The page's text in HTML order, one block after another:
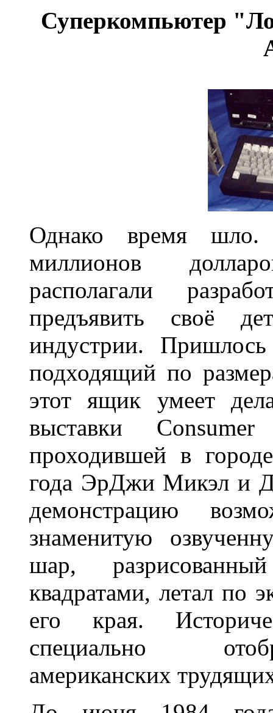
Суперкомпьютер
Однако время
миллионов
располагали
предъявить своё
индустрии.
подходящий по
этот ящик умеет
выставки
проходившей в
года ЭрДжи Микэл и
демонстрацию
знаменитую
шар,
квадратами, летал по
его края.
специально
американских